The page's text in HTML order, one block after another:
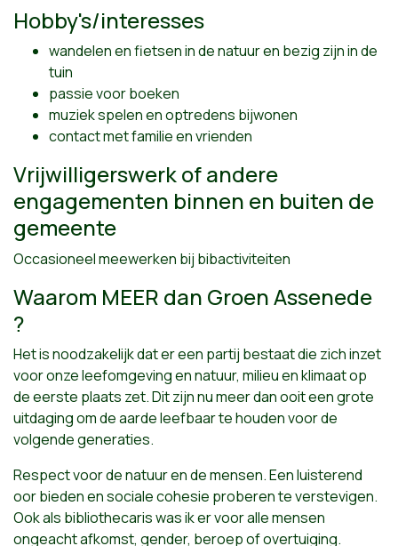
Hobby's/interesses
wandelen en fietsen in de natuur en bezig zijn in de
tuin
passie voor boeken
muziek spelen en optredens bijwonen
contact met familie en vrienden
Vrijwilligerswerk of andere
engagementen binnen en buiten de
gemeente
Occasioneel meewerken bij bibactiviteiten
Waarom MEER dan Groen Assenede
?
Het is noodzakelijk dat er een partij bestaat die zich inzet
voor onze leefomgeving en natuur, milieu en klimaat op
de eerste plaats zet. Dit zijn nu meer dan ooit een grote
uitdaging om de aarde leefbaar te houden voor de
volgende generaties.
Respect voor de natuur en de mensen. Een luisterend
oor bieden en sociale cohesie proberen te verstevigen.
Ook als bibliothecaris was ik er voor alle mensen
ongeacht afkomst, gender, beroep of overtuiging.